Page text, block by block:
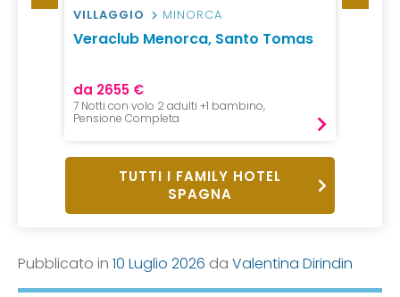
VILLAGGIO MINORCA
Veraclub Menorca, Santo Tomas
da 2655 €
7 Notti con volo 2 adulti +1 bambino,
Pensione Completa
HOTEL
TUTTI I FAMILY HOTEL
SPAGNA
Pubblicato in 10 Luglio 2026 da Valentina Dirindin